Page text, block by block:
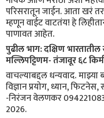
परिसरातून जाईन. आता खरं
म्हणून वाईट वाटतंय! हे
पाणावत आहेत.
पुढील भाग: दक्षिण
मल्लिपट्टिणम- तंजावूर ६८
वाचल्याबद्दल धन्यवाद.
विज्ञान प्रयोग, ध्यान,
-निरंजन वेलणकर
2026.